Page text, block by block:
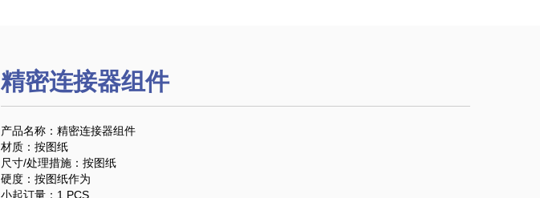
精密连接器组件
产品名称：精密连接器组件
材质：按图纸
尺寸/处理措施：按图纸
硬度：按图纸作为
小起订量：1 PCS